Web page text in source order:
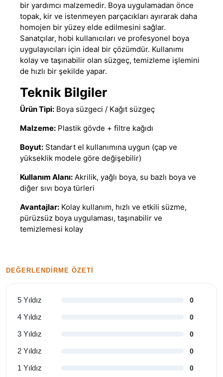
bir yardımcı malzemedir. Boya uygulamadan önce
topak, kir ve istenmeyen parçacıkları ayırarak daha
homojen bir yüzey elde edilmesini sağlar.
Sanatçılar, hobi kullanıcıları ve profesyonel boya
uygulayıcıları için ideal bir çözümdür. Kullanımı
kolay ve taşınabilir olan süzgeç, temizleme işlemini
de hızlı bir şekilde yapar.
Teknik Bilgiler
Ürün Tipi: Boya süzgeci / Kağıt süzgeç
Malzeme: Plastik gövde + filtre kağıdı
Boyut: Standart el kullanımına uygun (çap ve
yükseklik modele göre değişebilir)
Kullanım Alanı: Akrilik, yağlı boya, su bazlı boya ve
diğer sıvı boya türleri
Avantajlar: Kolay kullanım, hızlı ve etkili süzme,
pürüzsüz boya uygulaması, taşınabilir ve
temizlemesi kolay
DEĞERLENDIRME ÖZETI
5 Yıldız 0
4 Yıldız 0
3 Yıldız 0
2 Yıldız 0
1 Yıldız 0